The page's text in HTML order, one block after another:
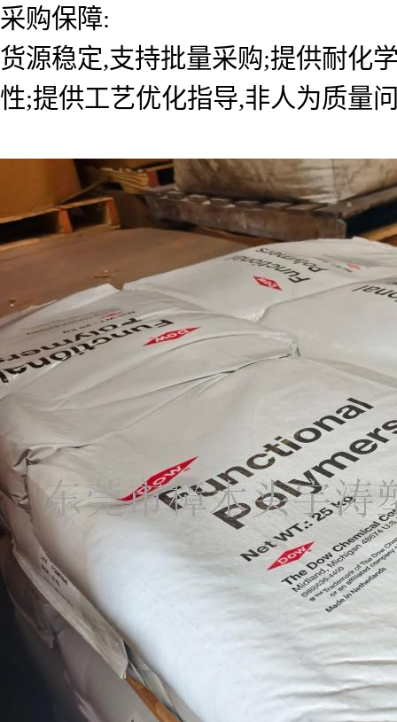
采购保障:
货源稳定,支持批量采购;提供耐化
性;提供工艺优化指导,非人为质量